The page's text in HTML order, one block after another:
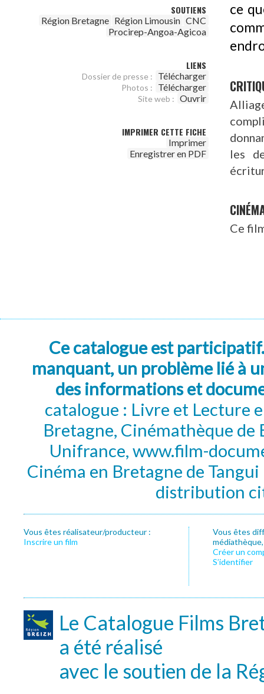
SOUTIENS
Région Bretagne Région Limousin CNC
Procirep-Angoa-Agicoa
LIENS
Dossier de presse : Télécharger
Photos : Télécharger
Site web : Ouvrir
IMPRIMER CETTE FICHE
Imprimer
Enregistrer en PDF
ce
les
Ce
Ce catalogue est
manquant, un problème lié à
des informations et
catalogue : Livre et Lecture
Bretagne, Cinémathèque de
Unifrance, www.film-
Cinéma en Bretagne de
distribution
Vous êtes réalisateur/producteur :
Inscrire un film
Vous êtes
Créer un
S’identifier
Le Catalogue Films
a été réalisé
avec le soutien de la